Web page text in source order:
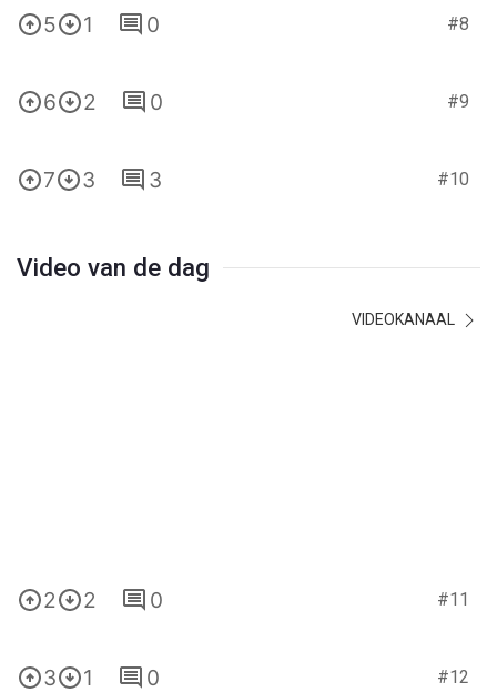
5 1 0 #8
6 2 0 #9
7 3 3 #10
Video van de dag
VIDEOKANAAL
2 2 0 #11
3 1 0 #12